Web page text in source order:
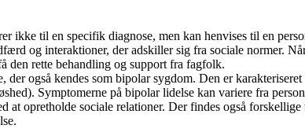
ikke til en specifik diagnose, men kan henvises til en
og interaktioner, der adskiller sig fra sociale normer.
den rette behandling og support fra fagfolk.
der også kendes som bipolar sygdom. Den er
Symptomerne på bipolar lidelse kan variere fra
at opretholde sociale relationer. Der findes også